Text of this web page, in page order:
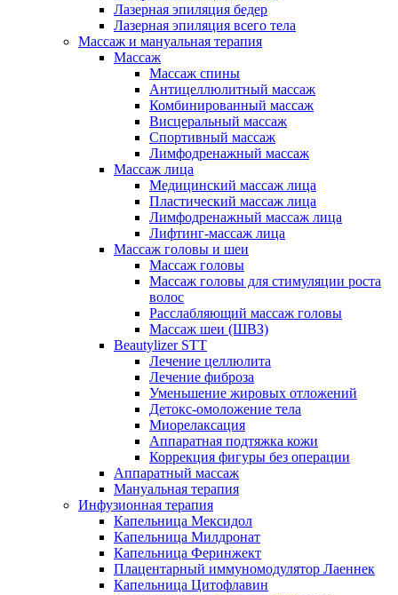
Лазерная эпиляция бедер
Лазерная эпиляция всего тела
Массаж и мануальная терапия
Массаж
Массаж спины
Антицеллюлитный массаж
Комбинированный массаж
Висцеральный массаж
Спортивный массаж
Лимфодренажный массаж
Массаж лица
Медицинский массаж лица
Пластический массаж лица
Лимфодренажный массаж лица
Лифтинг-массаж лица
Массаж головы и шеи
Массаж головы
Массаж головы для стимуляции роста
волос
Расслабляющий массаж головы
Массаж шеи (ШВЗ)
Beautylizer STT
Лечение целлюлита
Лечение фиброза
Уменьшение жировых отложений
Детокс-омоложение тела
Миорелаксация
Аппаратная подтяжка кожи
Коррекция фигуры без операции
Аппаратный массаж
Мануальная терапия
Инфузионная терапия
Капельница Мексидол
Капельница Милдронат
Капельница Феринжект
Плацентарный иммуномодулятор Лаеннек
Капельница Цитофлавин